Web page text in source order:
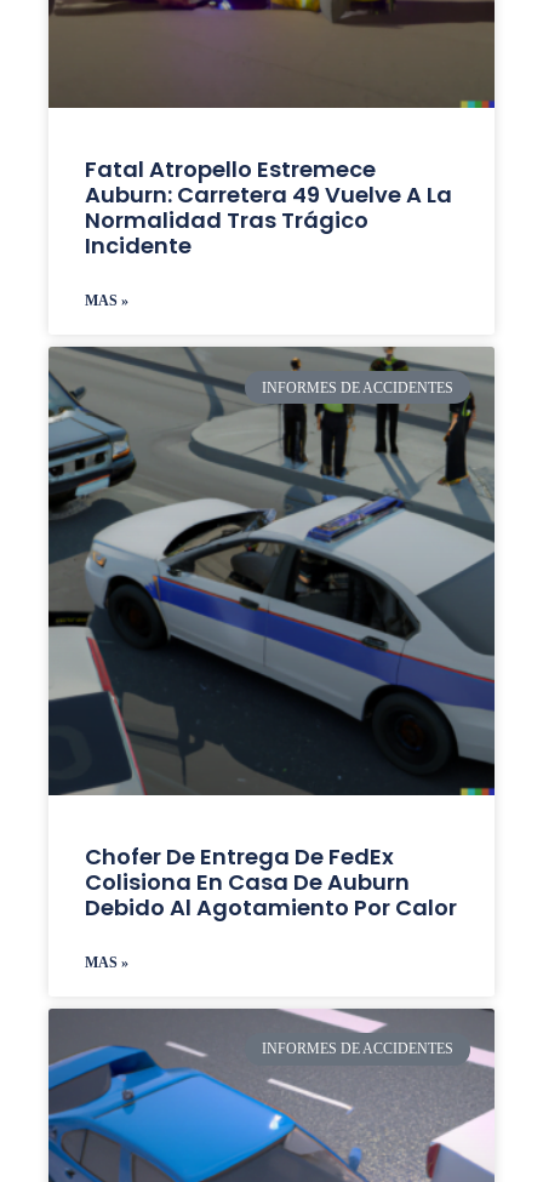
Fatal Atropello Estremece
Auburn: Carretera 49 Vuelve A La
Normalidad Tras Trágico
Incidente
MAS »
INFORMES DE ACCIDENTES
Chofer De Entrega De FedEx
Colisiona En Casa De Auburn
Debido Al Agotamiento Por Calor
MAS »
INFORMES DE ACCIDENTES